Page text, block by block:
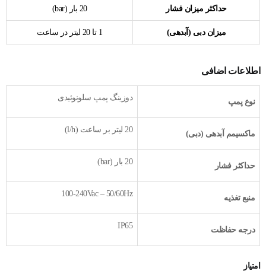
حداکثر میزان فشار 20 بار (bar)
میزان دبی (آبدهی) 1 تا 20 لیتر در ساعت
اطلاعات اضافی
نوع پمپ دوزینگ پمپ سلونوئیدی
ماکسیمم آبدهی (دبی) 20 لیتر بر ساعت (l/h)
حداکثر فشار 20 بار (bar)
منبع تغذیه 100-240Vac – 50/60Hz
درجه حفاظت IP65
امتیاز